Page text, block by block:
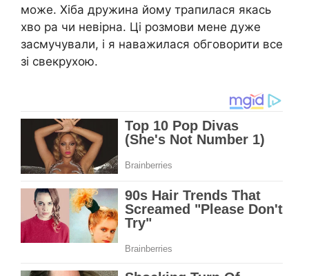
може. Хіба дружина йому трапилася якась
хво ра чи невірна. Ці розмови мене дуже
засмучували, і я наважилася обговорити все
зі свекрухою.